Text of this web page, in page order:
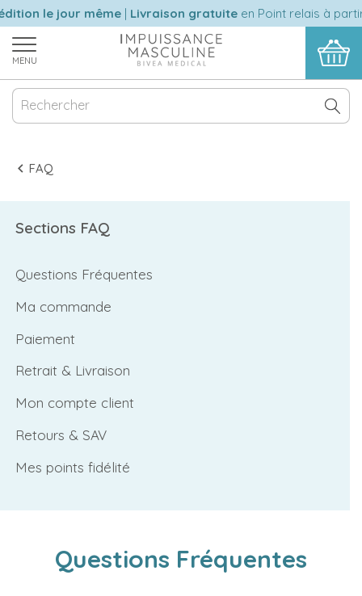
le jour même|Livraison gratuiteen Point relais à partir
MENU
FAQ
Sections FAQ
Questions Fréquentes
Ma commande
Paiement
Retrait & Livraison
Mon compte client
Retours & SAV
Mes points fidélité
Questions Fréquentes